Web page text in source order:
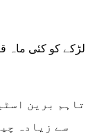
لڑکے کو کئی ماہ
تاہم برین
سے زیادہ